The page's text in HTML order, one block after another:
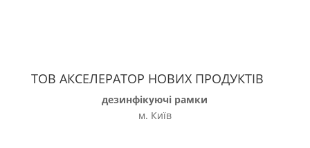
ТОВ АКСЕЛЕРАТОР НОВИХ ПРОДУКТІВ
дезинфікуючі рамки
м. Київ